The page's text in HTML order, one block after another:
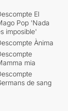
El
Pop 'Nada
imposible'
Ànima
mia
de sang